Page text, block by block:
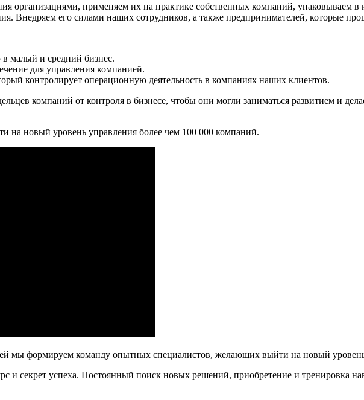
организациями, применяем их на практике собственных компаний, упаковываем
Внедряем его силами наших сотрудников, а также предпринимателей, которые
малый и средний бизнес.
для управления компанией.
контролирует операционную деятельность в компаниях наших клиентов.
компаний от контроля в бизнесе, чтобы они могли заниматься развитием и
на новый уровень управления более чем 100 000 компаний.
мы формируем команду опытных специалистов, желающих выйти на новый уровень
и секрет успеха. Постоянный поиск новых решений, приобретение и тренировка